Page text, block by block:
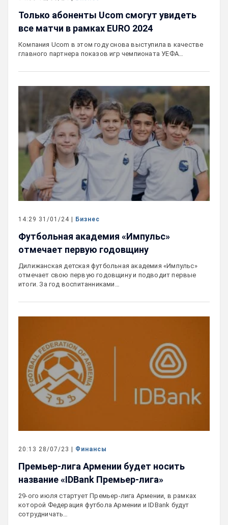
Только абоненты Ucom смогут увидеть
все матчи в рамках EURO 2024
Компания Ucom в этом году снова выступила в качестве
главного партнера показов игр чемпионата УЕФА…
14:29 31/01/24 | Бизнес
Футбольная академия «Импульс»
отмечает первую годовщину
Дилижанская детская футбольная академия «Импульс»
отмечает свою первую годовщину и подводит первые
итоги. За год воспитанниками…
20:13 28/07/23 | Финансы
Премьер-лига Армении будет носить
название «IDBank Премьер-лига»
29-ого июля стартует Премьер-лига Армении, в рамках
которой Федерация футбола Армении и IDBank будут
сотрудничать…